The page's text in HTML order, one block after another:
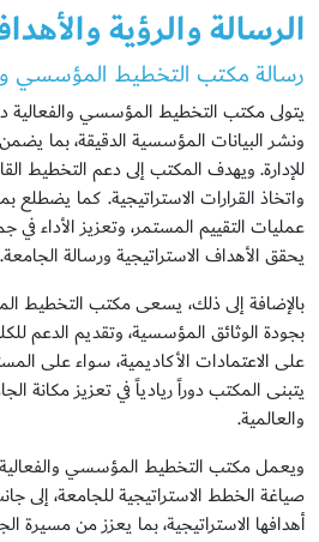
الرسالة والرؤية
رسالة مكتب التخطيط المؤسسي
يتولى مكتب التخطيط المؤسسي والفعالية
ونشر البيانات المؤسسية الدقيقة، بما
للإدارة. ويهدف المكتب إلى دعم التخطيط
واتخاذ القرارات الاستراتيجية. كما يضطلع
عمليات التقييم المستمر، وتعزيز الأداء في
يحقق الأهداف الاستراتيجية ورسالة الجامعة.
بالإضافة إلى ذلك، يسعى مكتب التخطيط
بجودة الوثائق المؤسسية، وتقديم الدعم
على الاعتمادات الأكاديمية، سواء على
يتبنى المكتب دوراً ريادياً في تعزيز مكانة
والعالمية.
ويعمل مكتب التخطيط المؤسسي
صياغة الخطط الاستراتيجية للجامعة، إلى
أهدافها الاستراتيجية، بما يعزز من مسيرة